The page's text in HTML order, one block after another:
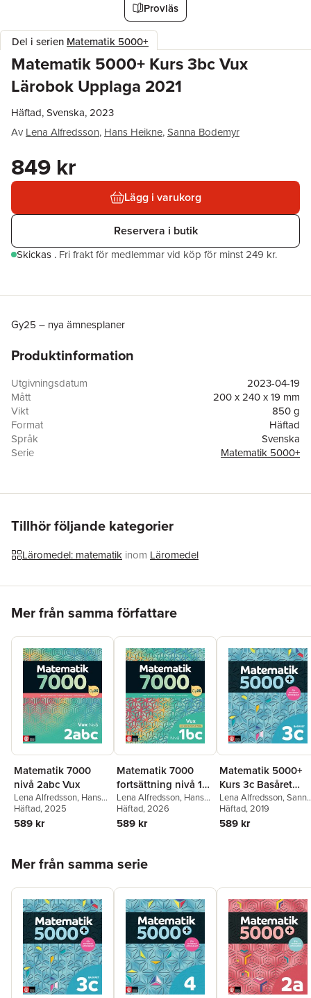
Provläs
Del i serien Matematik 5000+
Matematik 5000+ Kurs 3bc Vux
Lärobok Upplaga 2021
Häftad, Svenska, 2023
Av Lena Alfredsson, Hans Heikne,Sanna Bodemyr
849 kr
Lägg i varukorg
Reservera i butik
Skickas . Fri frakt för medlemmar vid köp för minst 249 kr.
Gy25 – nya ämnesplaner
Produktinformation
Utgivningsdatum
2023-04-19
Mått
200 x 240 x 19 mm
Vikt
850 g
Format
Häftad
Språk
Svenska
Serie
Matematik 5000+
Förlag
Natur & Kultur Läromedel och Akademi
Miljömärkning
Tillhör följande kategorier
Läromedel: matematik inom Läromedel
Mer från samma författare
Matematik 7000
nivå 2abc Vux
Lena Alfredsson, Hans
Heikne,Sanna Bodemyr
Häftad, 2025
589 kr
Matematik 7000
fortsättning nivå 1bc
Vux
Lena Alfredsson, Hans
Heikne,Sanna Bodemyr
Häftad, 2026
589 kr
Matematik 5000+
Kurs 3c Basåret
Lärobok
Lena Alfredsson,Sanna
Bodemyr,Hans Heikne
Häftad, 2019
589 kr
Mer från samma serie